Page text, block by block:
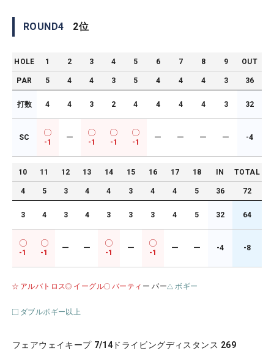
ROUND4 2位
HOLE 1 2 3 4 5 6 7 8 9 OUT
PAR 5 4 4 3 5 4 4 4 3 36
打数 4 4 3 2 4 4 4 4 3 32
SC
-1
ー
-1 -1 -1
ー ー ー ー -4
10 11 12 13 14 15 16 17 18 IN TOTAL
4 5 3 4 4 3 4 4 5 36 72
3 4 3 4 3 3 3 4 5 32 64
-1 -1
ー ー
-1
ー
-1
ー ー -4 -8
アルバトロス イーグル バーティ ー パー ボギー
ダブルボギー以上
フェアウェイキープ 7/14 ドライビングディスタンス 269